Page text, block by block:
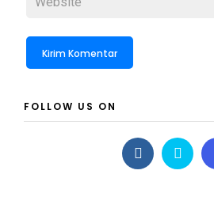
FOLLOW US ON